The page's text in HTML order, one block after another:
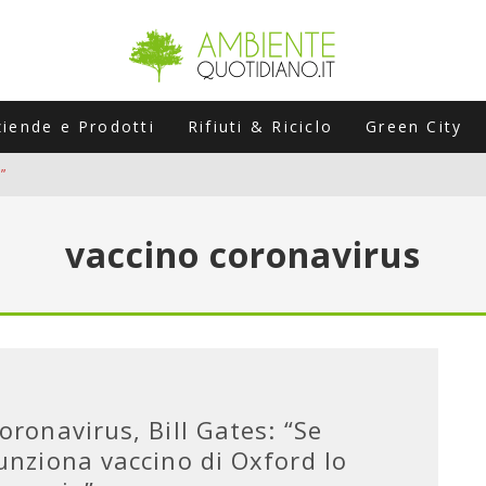
e Prodotti Rifiuti & Riciclo Green City
STAGIONALI
vaccino coronavirus
Bill Gates: “Se
vaccino di Oxford lo